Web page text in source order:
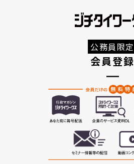
公務員限定
会員登録